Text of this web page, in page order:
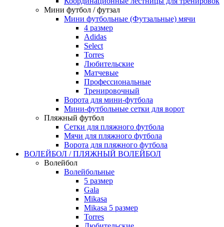
Мини футбол / футзал
Мини футбольные (Футзальные) мячи
4 размер
Adidas
Select
Torres
Любительские
Матчевые
Профессиональные
Тренировочный
Ворота для мини-футбола
Мини-футбольные сетки для ворот
Пляжный футбол
Сетки для пляжного футбола
Мячи для пляжного футбола
Ворота для пляжного футбола
ВОЛЕЙБОЛ / ПЛЯЖНЫЙ ВОЛЕЙБОЛ
Волейбол
Волейбольные
5 размер
Gala
Mikasa
Mikasa 5 размер
Torres